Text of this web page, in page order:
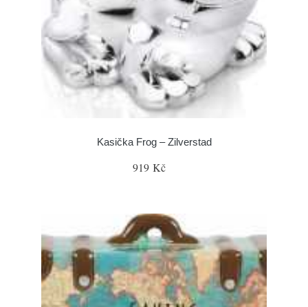
Kasička Frog – Zilverstad
919 Kč